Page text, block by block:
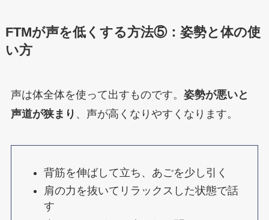
FTMが声を低くする方法⑤：姿勢と体の使
い方
声は体全体を使って出すものです。 姿勢が悪いと
声道が狭まり 、声が高くなりやすくなります。
背筋を伸ばして立ち、あごを少し引く
肩の力を抜いてリラックスした状態で話
す